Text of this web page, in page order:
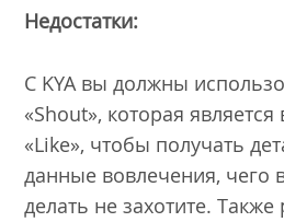
Недостатки:
С KYA вы должны
«Shout», которая
«Like», чтобы получать
данные вовлечения, чего
делать не захотите. Также